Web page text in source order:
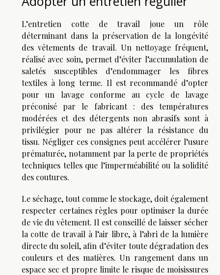
L’entretien cotte de travail joue un rôle
déterminant dans la préservation de la longévité
des vêtements de travail. Un nettoyage fréquent,
réalisé avec soin, permet d’éviter l’accumulation de
saletés susceptibles d’endommager les fibres
textiles à long terme. Il est recommandé d’opter
pour un lavage conforme au cycle de lavage
préconisé par le fabricant : des températures
modérées et des détergents non abrasifs sont à
privilégier pour ne pas altérer la résistance du
tissu. Négliger ces consignes peut accélérer l’usure
prématurée, notamment par la perte de propriétés
techniques telles que l’imperméabilité ou la solidité
des coutures.
Le séchage, tout comme le stockage, doit également
respecter certaines règles pour optimiser la durée
de vie du vêtement. Il est conseillé de laisser sécher
la cotte de travail à l’air libre, à l’abri de la lumière
directe du soleil, afin d’éviter toute dégradation des
couleurs et des matières. Un rangement dans un
espace sec et propre limite le risque de moisissures